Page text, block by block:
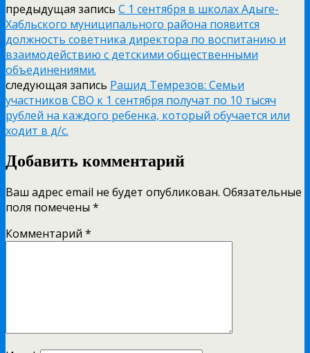
предыдущая запись С 1 сентября в школах Адыге-
Хабльского муниципального района появится
должность советника директора по воспитанию и
взаимодействию с детскими общественными
объединениями.
следующая запись Рашид Темрезов: Семьи
участников СВО к 1 сентября получат по 10 тысяч
рублей на каждого ребенка, который обучается или
ходит в д/с.
Добавить комментарий
Ваш адрес email не будет опубликован. Обязательные
поля помечены *
Комментарий *